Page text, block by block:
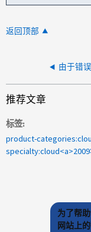
返回顶部
推荐文章
标签
product-
为了帮
网站上